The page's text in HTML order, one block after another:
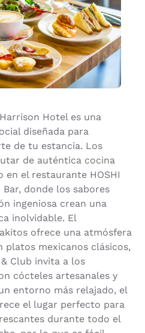
Hotel es una
diseñada para
de tu estancia. Los
de auténtica cocina
en el restaurante HOSHI
donde los sabores
ingeniosa crean una
inolvidable. El
ofrece una atmósfera
platos mexicanos clásicos,
Club invita a los
cócteles artesanales y
entorno más relajado, el
el lugar perfecto para
durante todo el